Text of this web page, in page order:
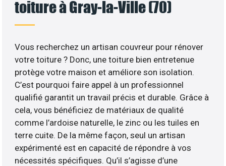
toiture à Gray-la-Ville (70)
Vous recherchez un artisan couvreur pour rénover
votre toiture ? Donc, une toiture bien entretenue
protège votre maison et améliore son isolation.
C’est pourquoi faire appel à un professionnel
qualifié garantit un travail précis et durable. Grâce à
cela, vous bénéficiez de matériaux de qualité
comme l’ardoise naturelle, le zinc ou les tuiles en
terre cuite. De la même façon, seul un artisan
expérimenté est en capacité de répondre à vos
nécessités spécifiques. Qu’il s’agisse d’une